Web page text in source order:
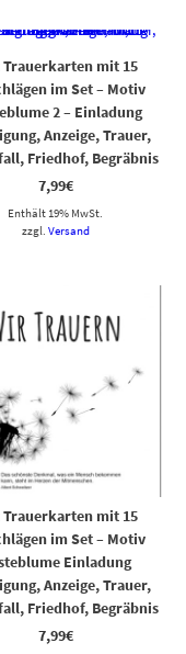
Trauerkarten mit 15
im Set – Motiv
2 – Einladung
Anzeige, Trauer,
Friedhof, Begräbnis
7,99€
Enthält 19% MwSt.
zzgl. Versand
Trauerkarten mit 15
im Set – Motiv
Einladung
Anzeige, Trauer,
Friedhof, Begräbnis
7,99€